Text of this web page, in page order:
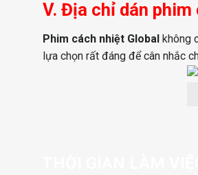
V. Địa chỉ dán
Phim cách nhiệt Global không
lựa chọn rất đáng để cân nhắc